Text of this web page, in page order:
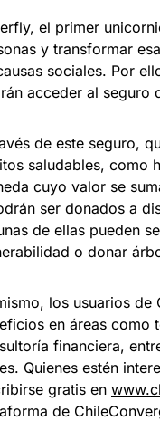
el primer
y transformar
sociales. Por
acceder al seguro
de este seguro,
saludables, como
cuyo valor se
ser donados a
de ellas pueden
o donar
los usuarios de
en áreas como
financiera,
Quienes estén
gratis en
de